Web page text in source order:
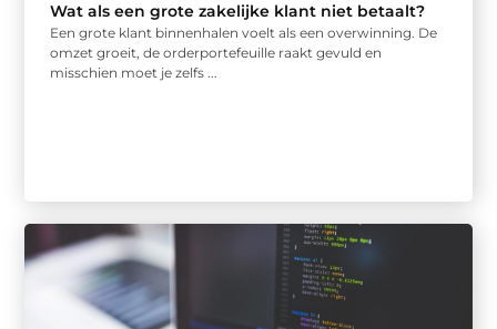
Wat als een grote zakelijke klant niet betaalt?
Een grote klant binnenhalen voelt als een overwinning. De
omzet groeit, de orderportefeuille raakt gevuld en
misschien moet je zelfs ...